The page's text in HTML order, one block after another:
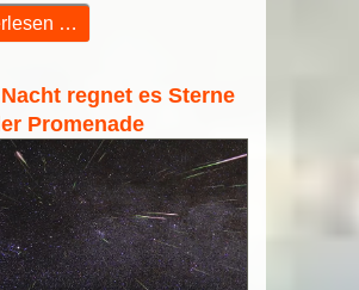
…
regnet es Sterne
Promenade